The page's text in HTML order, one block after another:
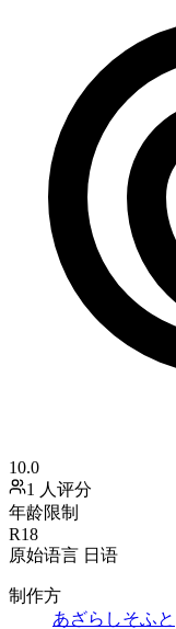
10.0
1 人评分
年龄限制
R18
原始语言 日语
制作方
あざらしそふと